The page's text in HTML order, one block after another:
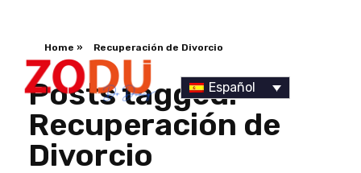
Español
Home » Recuperación de Divorcio
Posts tagged:
Recuperación de
Divorcio